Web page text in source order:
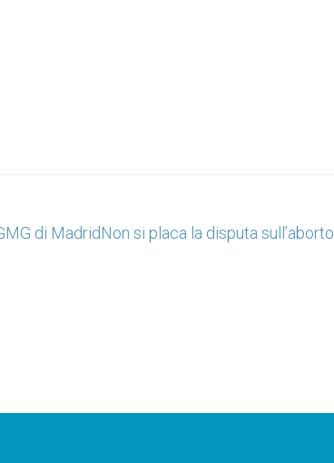
di MadridNon si placa la disputa sull’aborto